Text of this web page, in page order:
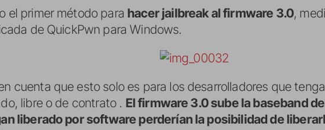
el primer método para hacer jailbreak al firmware 3.0,
de QuickPwn para Windows.
cuenta que esto solo es para los desarrolladores que
libre o de contrato . El firmware 3.0 sube la baseband
liberado por software perderían la posibilidad de